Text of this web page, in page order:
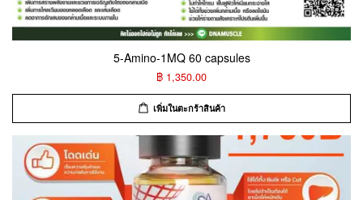
5-Amino-1MQ 60 capsules
฿ 1,350.00
เพิ่มในตะกร้าสินค้า